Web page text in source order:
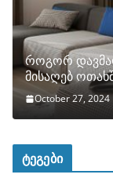
როგორ
მისაღებ
October 27, 2024
ტეგები